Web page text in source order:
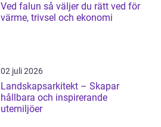
Ved falun så väljer du rätt ved för
värme, trivsel och ekonomi
02 juli 2026
Landskapsarkitekt – Skapar
hållbara och inspirerande
utemiljöer